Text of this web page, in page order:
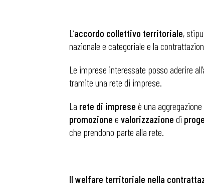
L’accordo collettivo territoriale,
nazionale e categoriale e la
Le imprese interessate posso aderire
tramite una rete di imprese.
La rete di imprese è una
promozione e valorizzazione di
che prendono parte alla rete.
Il welfare territoriale nella